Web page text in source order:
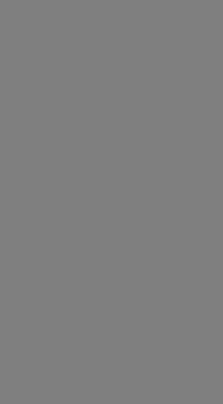
opłacalną i efektywną –